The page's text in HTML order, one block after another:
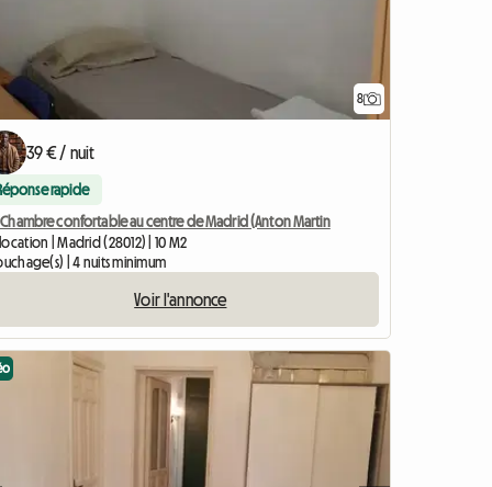
8
39 € / nuit
rapide
Chambre confortable au centre de Madrid (Anton Martin
| Madrid (28012) | 10 M2
| 4 nuits minimum
Voir l'annonce